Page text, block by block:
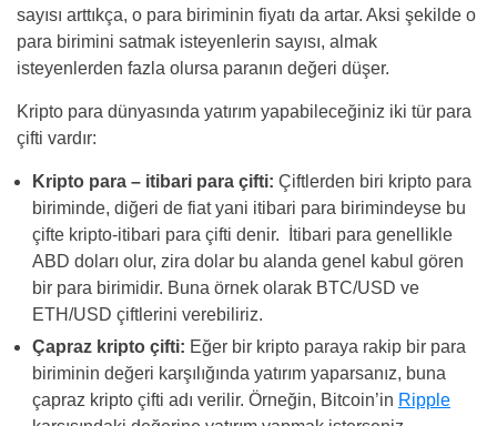
sayısı arttıkça, o para biriminin fiyatı da artar. Aksi şekilde o
para birimini satmak isteyenlerin sayısı, almak
isteyenlerden fazla olursa paranın değeri düşer.
Kripto para dünyasında yatırım yapabileceğiniz iki tür para
çifti vardır:
Kripto para – itibari para çifti: Çiftlerden biri kripto para
biriminde, diğeri de fiat yani itibari para birimindeyse bu
çifte kripto-itibari para çifti denir. İtibari para genellikle
ABD doları olur, zira dolar bu alanda genel kabul gören
bir para birimidir. Buna örnek olarak BTC/USD ve
ETH/USD çiftlerini verebiliriz.
Çapraz kripto çifti: Eğer bir kripto paraya rakip bir para
biriminin değeri karşılığında yatırım yaparsanız, buna
çapraz kripto çifti adı verilir. Örneğin, Bitcoin’in Ripple